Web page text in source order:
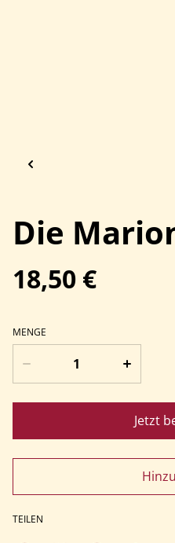
Die
18,50 €
MENGE
Jetzt
TEILEN